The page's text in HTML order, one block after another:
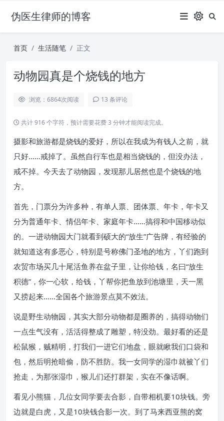
伪医生律师的博客
首页 生活随笔 正文
动物园真是个烧钱的地方
浏览：6864次阅读 13 条评论
共计 916 个字符，预计需要花费 3 分钟才能阅读完成。
摄影和旅游都是烧钱的爱好，所以在我成为有钱人之前，就
只好……戒掉了。虽然自行车也是相当烧钱的，但没办法，
戒不掉。今天去了动物园，发现那儿居然也是个烧钱的地
方。
首先，门票分为许多种，有单人票、团体票、年卡，年卡又
分为普通年卡、情侣年卡、家庭年卡……搞得和中国移动似
的。一进动物园大门就看到硕大的“放生”广告牌，有经验的
就知道这有多恶心，特别是号称佛门圣地的地方，丫们跑到
农贸市场买几十尾活鱼养在盆子里，让你给钱，名曰“放生
积德”，你一心软，给钱，丫帮你把鱼放到池塘里，天一黑
又捞起来……全国各个旅游景点莫不效法。
说是野生动物园，其实大部分动物都是圈养的，搞得动物们
一点生气没有，活活得整成了雕塑，特没劲。最好看的还是
松鼠猴，贼精明，打我们一进它们地盘，眼就瞅我们口袋和
包，然后明抢暗偷，防不胜防。我一女同学的湿巾就被丫们
抢走，为那张湿巾，猴儿们还打群架，实在不像话啊。
看见小熊猫，几位女同学要去合影，自带相机要10块钱。旁
边就是白虎，又是10块钱合影一次。到了马来西亚熊的窝